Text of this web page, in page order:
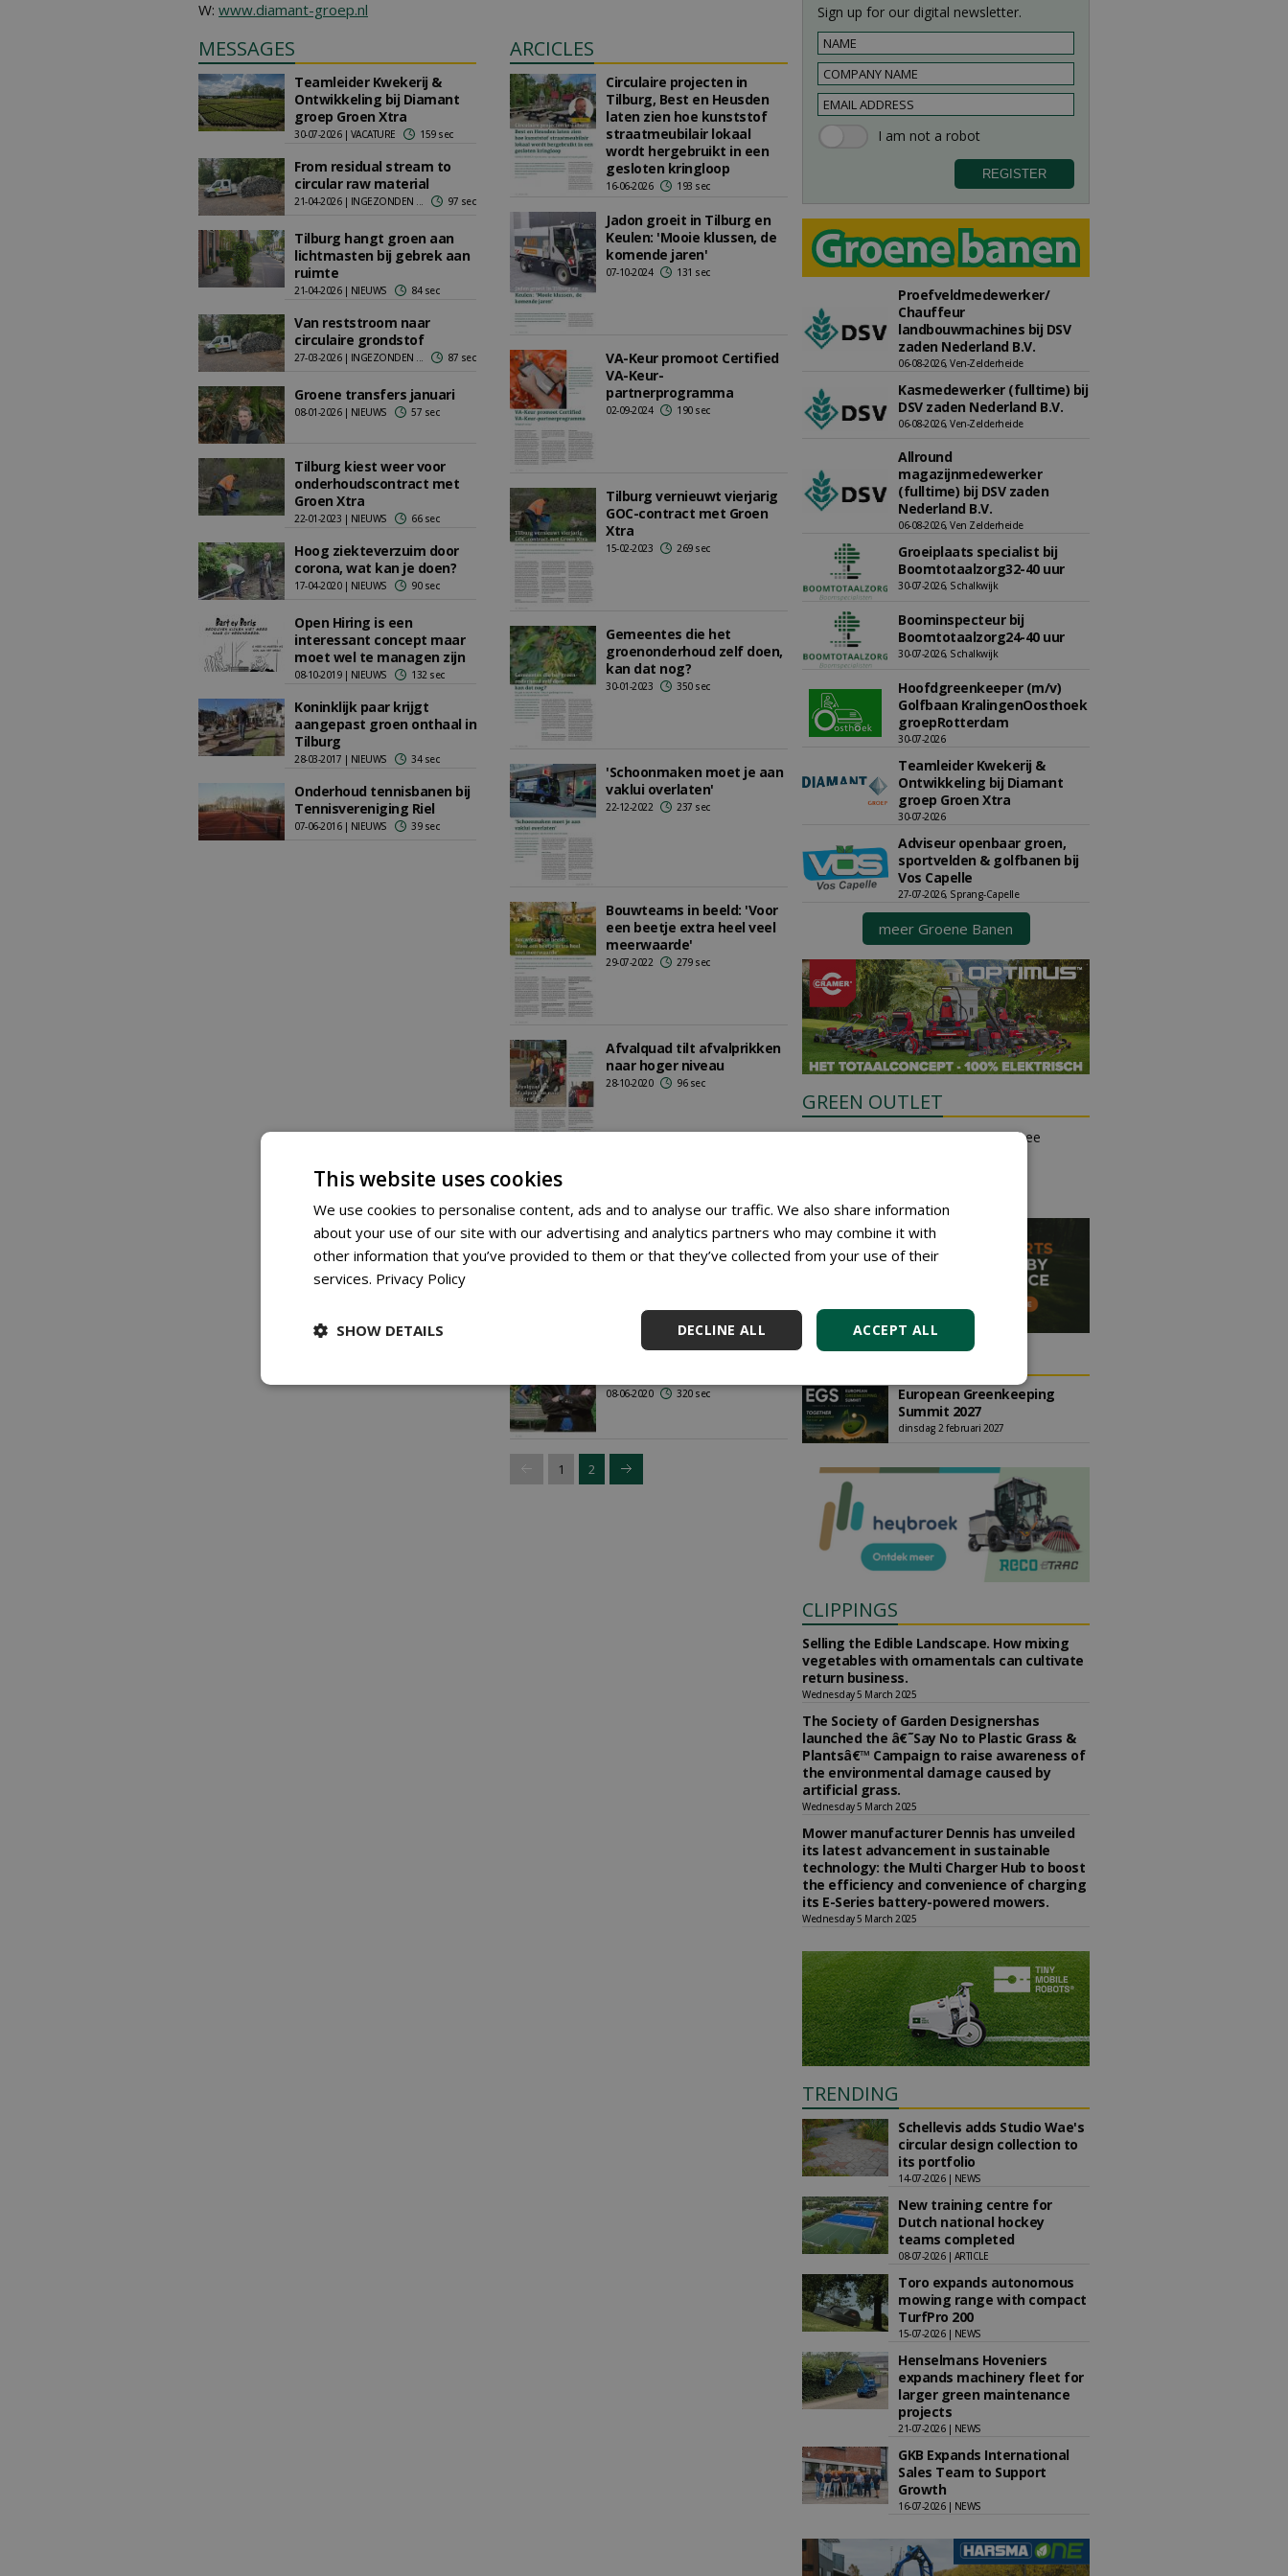
W: www.diamant-groep.nl
MESSAGES
Teamleider Kwekerij &
Ontwikkeling bij Diamant
groep Groen Xtra
30-07-2026 | VACATURE 159 sec
From residual stream to
circular raw material
21-04-2026 | INGEZONDEN ... 97 sec
Tilburg hangt groen aan
lichtmasten bij gebrek aan
ruimte
21-04-2026 | NIEUWS 84 sec
Van reststroom naar
circulaire grondstof
27-03-2026 | INGEZONDEN ... 87 sec
Groene transfers januari
08-01-2026 | NIEUWS 57 sec
Tilburg kiest weer voor
onderhoudscontract met
Groen Xtra
22-01-2023 | NIEUWS 66 sec
Hoog ziekteverzuim door
corona, wat kan je doen?
17-04-2020 | NIEUWS 90 sec
Open Hiring is een
interessant concept maar
moet wel te managen zijn
08-10-2019 | NIEUWS 132 sec
Koninklijk paar krijgt
aangepast groen onthaal in
Tilburg
28-03-2017 | NIEUWS 34 sec
Onderhoud tennisbanen bij
Tennisvereniging Riel
07-06-2016 | NIEUWS 39 sec
ARCICLES
Circulaire projecten in
Tilburg, Best en Heusden
laten zien hoe kunststof
straatmeubilair lokaal
wordt hergebruikt in een
gesloten kringloop
16-06-2026 193 sec
Jadon groeit in Tilburg en
Keulen: 'Mooie klussen, de
komende jaren'
07-10-2024 131 sec
VA-Keur promoot Certified
VA-Keur-
partnerprogramma
02-09-2024 190 sec
Tilburg vernieuwt vierjarig
GOC-contract met Groen
Xtra
15-02-2023 269 sec
Gemeentes die het
groenonderhoud zelf doen,
kan dat nog?
30-01-2023 350 sec
'Schoonmaken moet je aan
vaklui overlaten'
22-12-2022 237 sec
Bouwteams in beeld: 'Voor
een beetje extra heel veel
meerwaarde'
29-07-2022 279 sec
Afvalquad tilt afvalprikken
naar hoger niveau
28-10-2020 96 sec
werelden
187 sec
Eén groot loket voor
mensen die niet in staat
08-06-2020 320 sec
1 2
Sign up for our digital newsletter.
Proefveldmedewerker/
Chauffeur
landbouwmachines bij DSV
zaden Nederland B.V.
06-08-2026, Ven-Zelderheide
Kasmedewerker (fulltime) bij
DSV zaden Nederland B.V.
06-08-2026, Ven-Zelderheide
Allround
magazijnmedewerker
(fulltime) bij DSV zaden
Nederland B.V.
06-08-2026, Ven Zelderheide
Groeiplaats specialist bij
Boomtotaalzorg32-40 uur
30-07-2026, Schalkwijk
Boominspecteur bij
Boomtotaalzorg24-40 uur
30-07-2026, Schalkwijk
Hoofdgreenkeeper (m/v)
Golfbaan KralingenOosthoek
groepRotterdam
30-07-2026
Teamleider Kwekerij &
Ontwikkeling bij Diamant
groep Groen Xtra
30-07-2026
Adviseur openbaar groen,
sportvelden & golfbanen bij
Vos Capelle
27-07-2026, Sprang-Capelle
meer Groene Banen
GREEN OUTLET
Anyone can place small ads for free
European Greenkeeping
Summit 2027
dinsdag 2 februari 2027
CLIPPINGS
Selling the Edible Landscape. How mixing
vegetables with ornamentals can cultivate
return business.
Wednesday 5 March 2025
The Society of Garden Designershas
launched the â€˜Say No to Plastic Grass &
Plantsâ€™ Campaign to raise awareness of
the environmental damage caused by
artificial grass.
Wednesday 5 March 2025
Mower manufacturer Dennis has unveiled
its latest advancement in sustainable
technology: the Multi Charger Hub to boost
the efficiency and convenience of charging
its E-Series battery-powered mowers.
Wednesday 5 March 2025
TRENDING
Schellevis adds Studio Wae's
circular design collection to
its portfolio
14-07-2026 | NEWS
New training centre for
Dutch national hockey
teams completed
08-07-2026 | ARTICLE
Toro expands autonomous
mowing range with compact
TurfPro 200
15-07-2026 | NEWS
Henselmans Hoveniers
expands machinery fleet for
larger green maintenance
projects
21-07-2026 | NEWS
GKB Expands International
Sales Team to Support
Growth
16-07-2026 | NEWS
This website uses cookies
We use cookies to personalise content, ads and to analyse our traffic. We also share information
about your use of our site with our advertising and analytics partners who may combine it with
other information that you’ve provided to them or that they’ve collected from your use of their
services. Privacy Policy
ACCEPT ALL
DECLINE ALL
SHOW DETAILS